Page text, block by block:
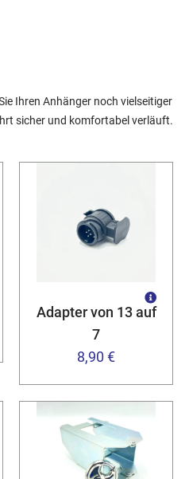
Ihren Anhänger noch vielseitiger
sicher und komfortabel verläuft.
Adapter von 13 auf
7
8,90 €